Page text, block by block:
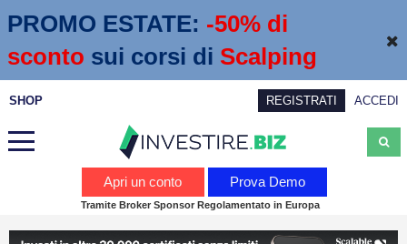
PROMO ESTATE: -50% di
sconto sui corsi di Scalping
SHOP REGISTRATI ACCEDI
Apri un conto Prova Demo
Tramite Broker Sponsor Regolamentato in Europa